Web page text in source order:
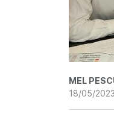
MEL
18/05/